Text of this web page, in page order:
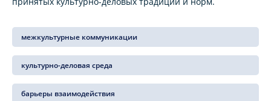
межкультурные коммуникации
культурно-деловая среда
барьеры взаимодействия